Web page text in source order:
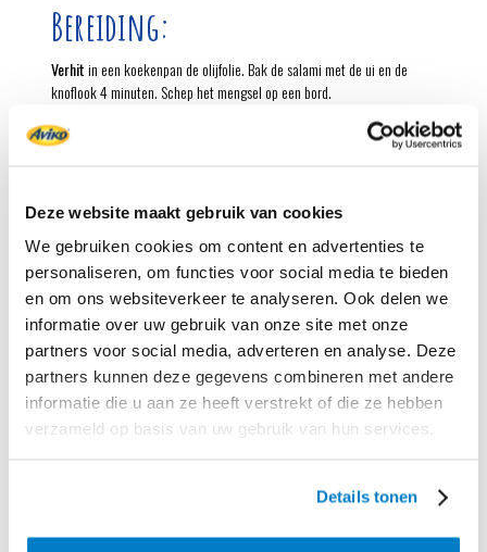
Deze website maakt gebruik van cookies
We gebruiken cookies om content en advertenties te
personaliseren, om functies voor social media te bieden
en om ons websiteverkeer te analyseren. Ook delen we
informatie over uw gebruik van onze site met onze
partners voor social media, adverteren en analyse. Deze
partners kunnen deze gegevens combineren met andere
informatie die u aan ze heeft verstrekt of die ze hebben
verzameld op basis van uw gebruik van hun services.
Details tonen
Bereiding:
Verhitin een koekenpan de olijfolie. Bak de salami met de ui en de
knoflook 4 minuten. Schep het mengsel op een bord.
Bak
de aardappelblokjes in het bakvet in 10-15 minuten goudbruin en
gaar. Schep er de bonen met de salami en ui door en warm nog 2
Mengvlak voor serveren de rucola door de bonenschotel.
Tip:Voeg met de rucola ook eens 2 el groene pesto toe voor een extra
rijke smaak.
Benodigd product